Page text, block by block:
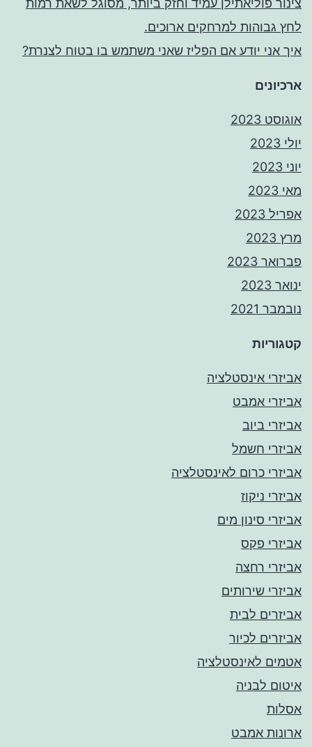
צינור פוליאתילן עמיד וחזק ביותר, מסוגל לשאת רמות
לחץ גבוהות למרחקים ארוכים.
איך אני יודע אם הפליז שאני משתמש בו בטוח לצנרת?
ארכיונים
אוגוסט 2023
יולי 2023
יוני 2023
מאי 2023
אפריל 2023
מרץ 2023
פברואר 2023
ינואר 2023
נובמבר 2021
קטגוריות
אביזרי אינסטלציה
אביזרי אמבט
אביזרי ביוב
אביזרי חשמל
אביזרי כרום לאינסטלציה
אביזרי ניקוז
אביזרי סינון מים
אביזרי פקס
אביזרי רחצה
אביזרי שירותים
אביזרים לבית
אביזרים לכיור
אטמים לאינסטלציה
איטום לבניה
אסלות
ארונות אמבט